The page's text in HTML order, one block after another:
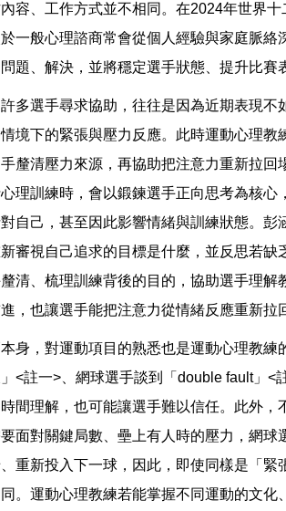
容、工作方式並不相同。在2024年世界
一般心理諮商常會從個人經驗與家庭脈
題、解決，並將穩定選手狀態、提升比賽
多選手尋求協助，往往是因為近期表現
境下的緊張與壓力反應。此時運動心理
釐清壓力來源，再協助把注意力重新拉
理訓練時，會以鍛鍊選手正向思考為核
自己，甚至因此影響情緒與訓練狀態。
審視自己追求的目標是什麼，並反思若
清、梳理訓練背後的目的，協助選手理
，也讓選手能把注意力從情緒反應重新拉
身，對運動項目的熟悉也是運動心理教
<註一>、網球選手談到「double fault」<
間理解，也可能讓選手難以信任。此外
面對關鍵局數、壘上有人時的壓力，網
重新投入下一球，因此，即使同樣是「
。運動心理教練若能掌握不同運動的文